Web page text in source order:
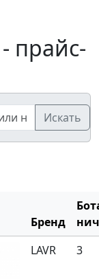
прайс-
Искать
Бренд
LAVR 3